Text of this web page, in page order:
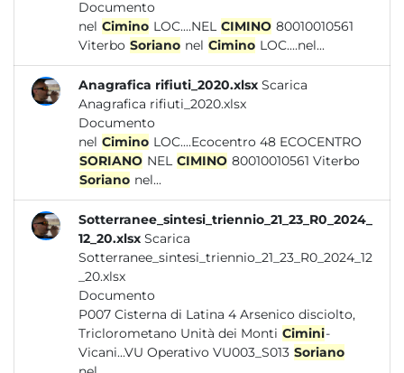
Documento
nel Cimino LOC....NEL CIMINO 80010010561
Viterbo Soriano nel Cimino LOC....nel...
Anagrafica rifiuti_2020.xlsx Scarica
Anagrafica rifiuti_2020.xlsx
Documento
nel Cimino
LOC....Ecocentro 48 ECOCENTRO
SORIANO NEL CIMINO 80010010561 Viterbo
Soriano nel...
Sotterranee_sintesi_triennio_21_23_R0_2024_
12_20.xlsx Scarica
Sotterranee_sintesi_triennio_21_23_R0_2024_12
_20.xlsx
Documento
P007 Cisterna di Latina 4 Arsenico disciolto,
Triclorometano Unità dei Monti Cimini-
Vicani...VU Operativo VU003_S013 Soriano